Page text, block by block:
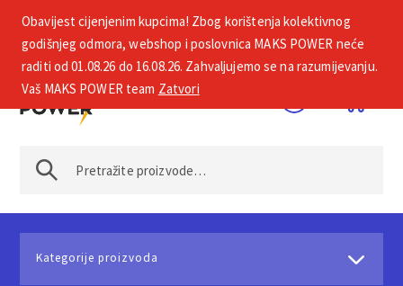
+385 1 2002 575
Kategorije proizvoda
Obavijest cijenjenim kupcima! Zbog korištenja kolektivnog
godišnjeg odmora, webshop i poslovnica MAKS POWER neće
raditi od 01.08.26 do 16.08.26. Zahvaljujemo se na razumijevanju.
Vaš MAKS POWER team Zatvori